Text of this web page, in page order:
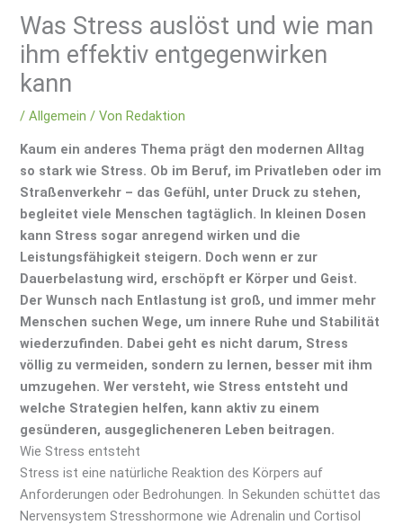
Was Stress auslöst und wie man
ihm effektiv entgegenwirken
kann
/Allgemein / VonRedaktion
Kaum ein anderes Thema prägt den modernen Alltag
so stark wie Stress. Ob im Beruf, im Privatleben oder im
Straßenverkehr – das Gefühl, unter Druck zu stehen,
begleitet viele Menschen tagtäglich. In kleinen Dosen
kann Stress sogar anregend wirken und die
Leistungsfähigkeit steigern. Doch wenn er zur
Dauerbelastung wird, erschöpft er Körper und Geist.
Der Wunsch nach Entlastung ist groß, und immer mehr
Menschen suchen Wege, um innere Ruhe und Stabilität
wiederzufinden. Dabei geht es nicht darum, Stress
völlig zu vermeiden, sondern zu lernen, besser mit ihm
umzugehen. Wer versteht, wie Stress entsteht und
welche Strategien helfen, kann aktiv zu einem
gesünderen, ausgeglicheneren Leben beitragen.
Wie Stress entsteht
Stress ist eine natürliche Reaktion des Körpers auf
Anforderungen oder Bedrohungen. In Sekunden schüttet das
Nervensystem Stresshormone wie Adrenalin und Cortisol